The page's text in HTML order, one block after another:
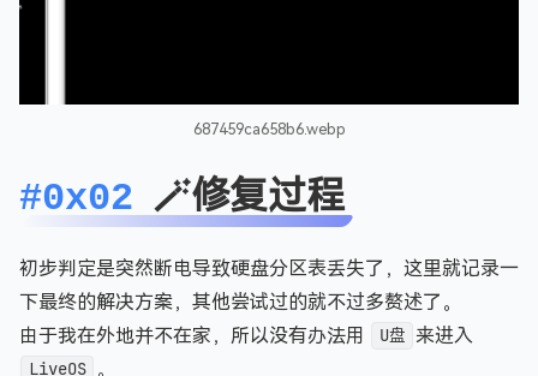
687459ca658b6.webp
#0x02 🪄修复过程
初步判定是突然断电导致硬盘分区表丢失了，这里就记录一
下最终的解决方案，其他尝试过的就不过多赘述了。
由于我在外地并不在家，所以没有办法用
U盘 来进入
LiveOS 。